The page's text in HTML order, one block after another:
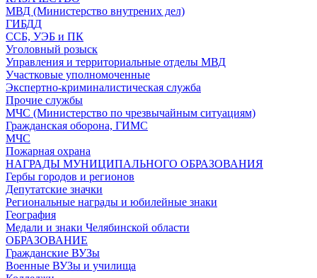
МВД (Министерство внутрених дел)
ГИБДД
ССБ, УЭБ и ПК
Уголовный розыск
Управления и территориальные отделы МВД
Участковые уполномоченные
Экспертно-криминалистическая служба
Прочие службы
МЧС (Министерство по чрезвычайным ситуациям)
Гражданская оборона, ГИМС
МЧС
Пожарная охрана
НАГРАДЫ МУНИЦИПАЛЬНОГО ОБРАЗОВАНИЯ
Гербы городов и регионов
Депутатские значки
Региональные награды и юбилейные знаки
География
Медали и знаки Челябинской области
ОБРАЗОВАНИЕ
Гражданские ВУЗы
Военные ВУЗы и училища